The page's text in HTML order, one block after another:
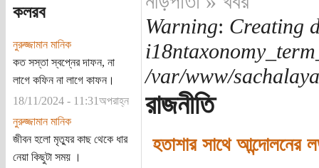
কলরব
নুরুজ্জামান মানিক
কত সস্তা স্বপ্নের দাফন, না
লাগে কফিন না লাগে কাফন।
18/11/2024 - 11:31অপরাহ্ন
নুরুজ্জামান মানিক
জীবন হলো মৃত্যুর কাছ থেকে ধার
নেয়া কিছুটা সময় ।
Warning: Creating
/var/www/
রাজনীতি
হতাশার সাথে আন্দোলনের